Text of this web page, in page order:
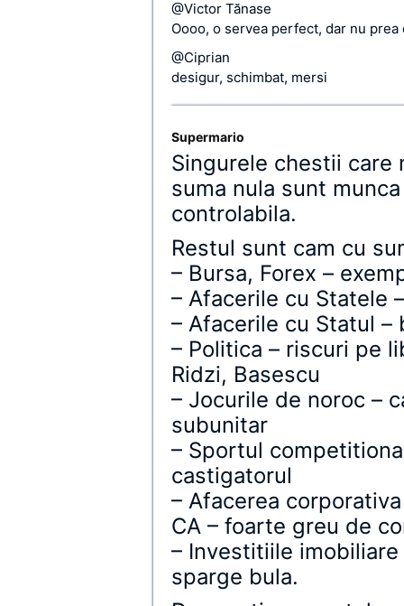
@Victor Tănase
Oooo, o servea perfect, dar nu
@Ciprian
desigur, schimbat, mersi
Supermario
Singurele chestii care
suma nula sunt
controlabila.
Restul sunt cam cu
– Bursa, Forex –
– Afacerile cu Statele
– Afacerile cu Statul –
– Politica – riscuri pe
Ridzi, Basescu
– Jocurile de noroc –
subunitar
– Sportul
castigatorul
– Afacerea
CA – foarte greu de
– Investitiile
sparge bula.